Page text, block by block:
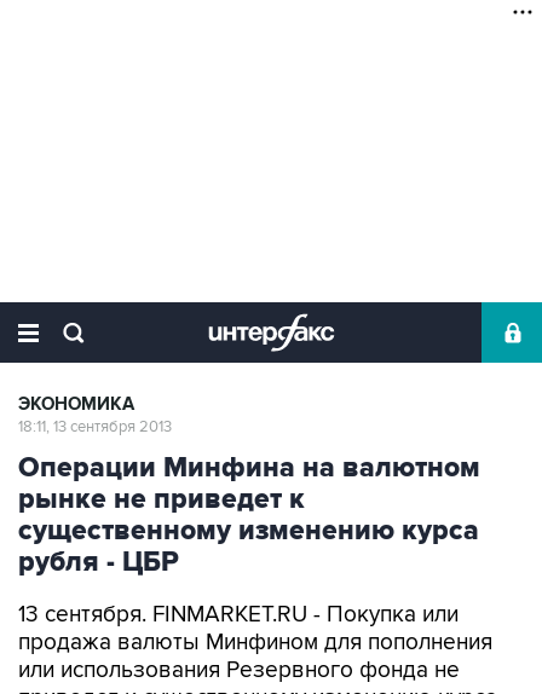
ЭКОНОМИКА
18:11, 13 сентября 2013
Операции Минфина на валютном
рынке не приведет к
существенному изменению курса
рубля - ЦБР
13 сентября. FINMARKET.RU - Покупка или
продажа валюты Минфином для пополнения
или использования Резервного фонда не